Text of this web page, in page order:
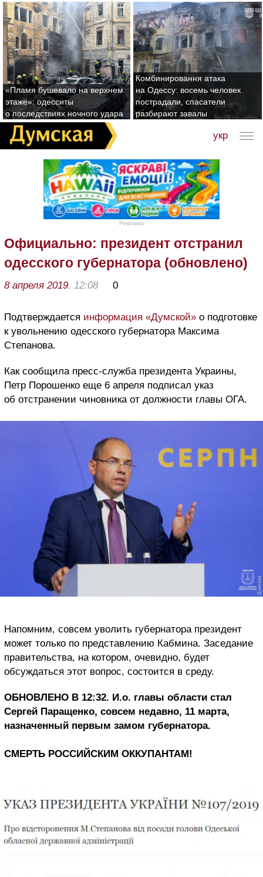
«Пламя бушевало на верхнем
этаже»: одесситы
о последствиях ночного удара
Комбинировання атака
на Одессу: восемь человек
пострадали, спасатели
разбирают завалы
укр
Реклама
Официально: президент отстранил
одесского губернатора (обновлено)
8 апреля 2019, 12:08 0
Подтверждается информация «Думской» о подготовке
к увольнению одесского губернатора Максима
Степанова.
Как сообщила пресс-служба президента Украины,
Петр Порошенко еще 6 апреля подписал указ
об отстранении чиновника от должности главы ОГА.
Напомним, совсем уволить губернатора президент
может только по представлению Кабмина. Заседание
правительства, на котором, очевидно, будет
обсуждаться этот вопрос, состоится в среду.
ОБНОВЛЕНО В 12:32. И.о. главы области стал
Сергей Паращенко, совсем недавно, 11 марта,
назначенный первым замом губернатора.
СМЕРТЬ РОССИЙСКИМ ОККУПАНТАМ!